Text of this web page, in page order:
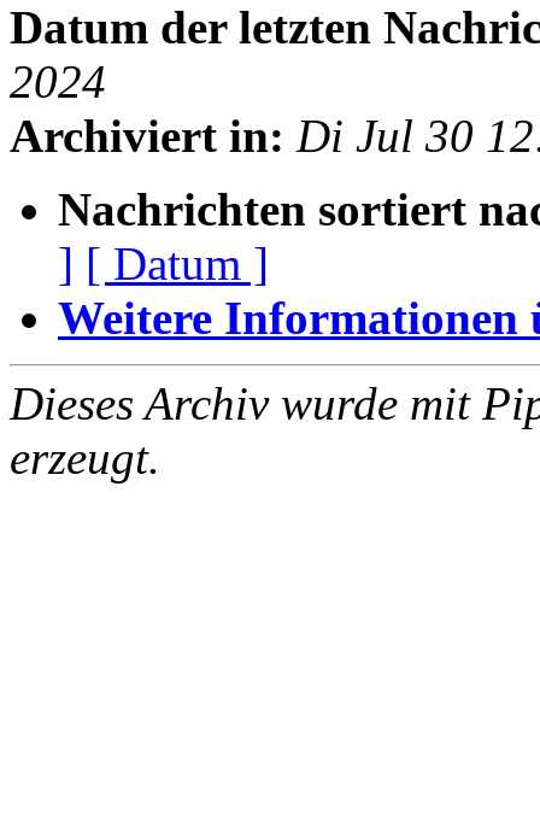
Datum der letzten
2024
Archiviert in: Di Jul 30
Nachrichten sortiert
] [ Datum ]
Weitere Informationen
Dieses Archiv wurde mit
erzeugt.